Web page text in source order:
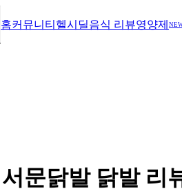
홈커뮤니티 헬시딜음식 리뷰영양제
문닭발 닭발 리